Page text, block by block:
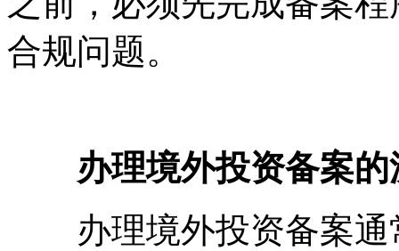
合规问题。
办理境外投资备案的
办理境外投资备案通